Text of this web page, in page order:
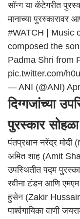
सॉन्ग या कॅटेगरीत
मानाच्या पुरस्कारावर
#WATCH | Music
composed the
Padma Shri from
pic.twitter.com/
— ANI (@ANI)
दिग्गजांच्या
पुरस्कार सोहळा
पंतप्रधान नरेंद्र
अमित शाह (Amit
उपस्थितीत पद्म
रवीना टंडन आणि एमएम
हुसेन (Zakir
पार्श्वगायिका वाणी